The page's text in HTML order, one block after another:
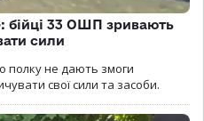
бійці 33 ОШП зривають
сили
полку не дають змоги
свої сили та засоби.